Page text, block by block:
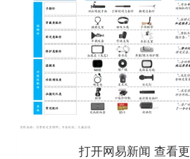
打开网易新闻 查看